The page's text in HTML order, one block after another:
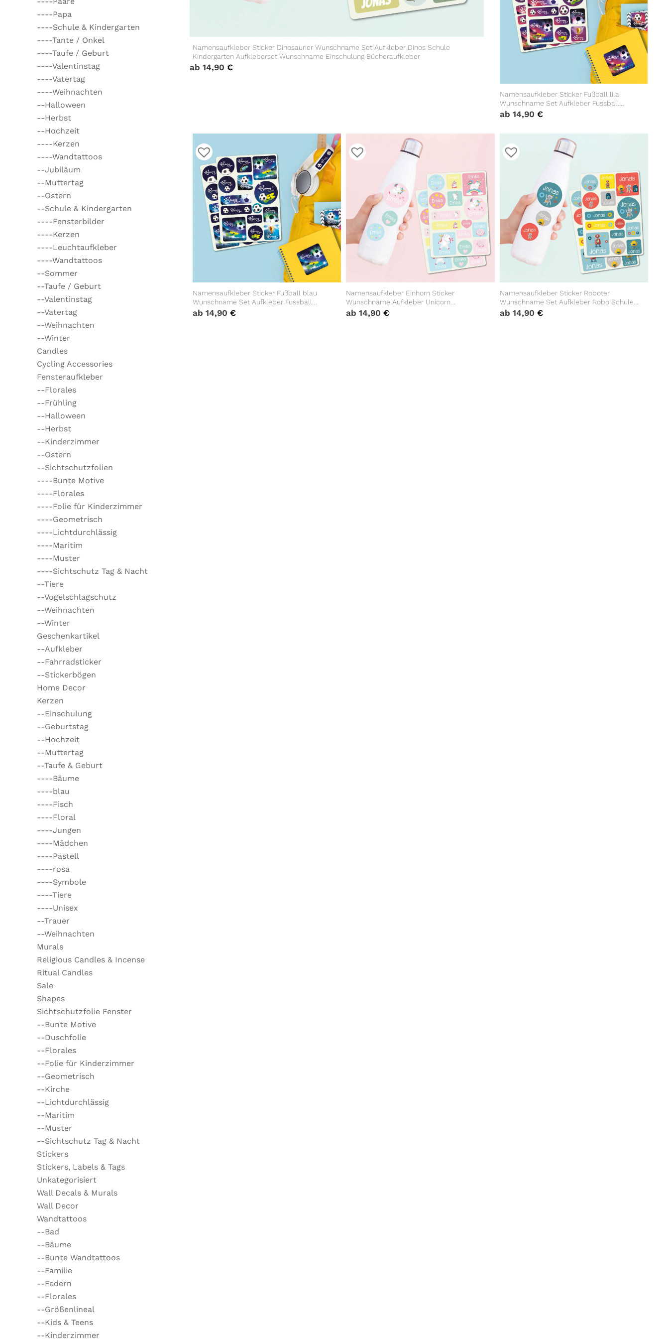
----Papa
----Schule & Kindergarten
----Tante / Onkel
----Taufe / Geburt
----Valentinstag
----Vatertag
----Weihnachten
--Halloween
--Herbst
--Hochzeit
----Kerzen
----Wandtattoos
--Jubiläum
--Muttertag
--Ostern
--Schule & Kindergarten
----Fensterbilder
----Kerzen
----Leuchtaufkleber
----Wandtattoos
--Sommer
--Taufe / Geburt
--Valentinstag
--Vatertag
--Weihnachten
--Winter
Candles
Cycling Accessories
Fensteraufkleber
--Florales
--Frühling
--Halloween
--Herbst
--Kinderzimmer
--Ostern
--Sichtschutzfolien
----Bunte Motive
----Florales
----Folie für Kinderzimmer
----Geometrisch
----Lichtdurchlässig
----Maritim
----Muster
----Sichtschutz Tag & Nacht
--Tiere
--Vogelschlagschutz
--Weihnachten
--Winter
Geschenkartikel
--Aufkleber
--Fahrradsticker
--Stickerbögen
Home Decor
Kerzen
--Einschulung
--Geburtstag
--Hochzeit
--Muttertag
--Taufe & Geburt
----Bäume
----blau
----Fisch
----Floral
----Jungen
----Mädchen
----Pastell
----rosa
----Symbole
----Tiere
----Unisex
--Trauer
--Weihnachten
Murals
Religious Candles & Incense
Ritual Candles
Sale
Shapes
Sichtschutzfolie Fenster
--Bunte Motive
--Duschfolie
--Florales
--Folie für Kinderzimmer
--Geometrisch
--Kirche
--Lichtdurchlässig
--Maritim
--Muster
--Sichtschutz Tag & Nacht
Stickers
Stickers, Labels & Tags
Unkategorisiert
Wall Decals & Murals
Wall Decor
Wandtattoos
--Bad
--Bäume
--Bunte Wandtattoos
--Familie
--Federn
--Florales
--Größenlineal
--Kids & Teens
--Kinderzimmer
Namensaufkleber Sticker Dinosaurier Wunschname Set Aufkleber Dinos Schule
Kindergarten Aufkleberset Wunschname Einschulung Bücheraufkleber
ab 14,90 €
Namensaufkleber Sticker Fußball lila
Wunschname Set Aufkleber Fussball
Schule Kindergarten Aufkleberset Name
Einschulung Bücheraufkleber
ab 14,90 €
Namensaufkleber Sticker Fußball blau
Wunschname Set Aufkleber Fussball
Schule Kindergarten Aufkleberset Name
Einschulung Bücheraufkleber
ab 14,90 €
Namensaufkleber Einhorn Sticker
Wunschname Aufkleber Unicorn
Regenbogen Kinderzimmer Möbelaufkleber
Aufkleberset Einschulung
ab14,90€
Namensaufkleber Sticker Roboter
Wunschname Set Aufkleber Robo Schule
Kindergarten Aufkleberset Wunschname
Einschulung Bücheraufkleber
ab 14,90 €